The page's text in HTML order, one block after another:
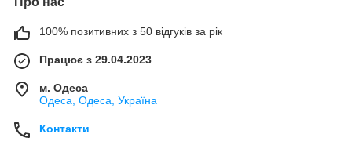
100% позитивних з 50 відгуків за рік
Працює з 29.04.2023
м. Одеса
Одеса, Одеса, Україна
Контакти